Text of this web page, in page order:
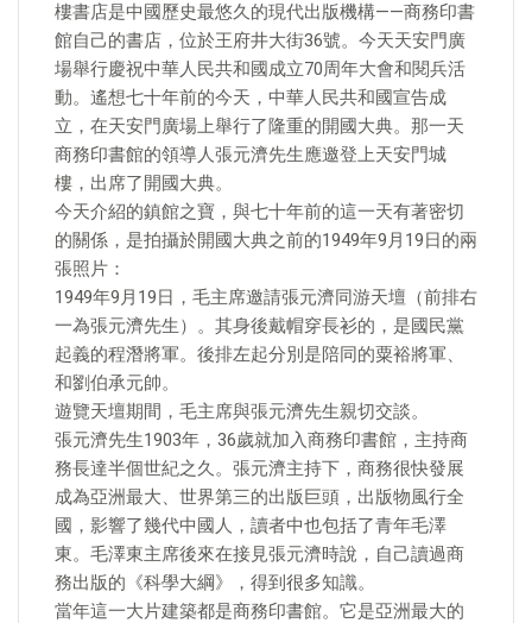
樓書店是中國歷史最悠久的現代出版機構——商務印書
館自己的書店，位於王府井大街36號。今天天安門廣
場舉行慶祝中華人民共和國成立70周年大會和閱兵活
動。遙想七十年前的今天，中華人民共和國宣告成
立，在天安門廣場上舉行了隆重的開國大典。那一天
商務印書館的領導人張元濟先生應邀登上天安門城
樓，出席了開國大典。
今天介紹的鎮館之寶，與七十年前的這一天有著密切
的關係，是拍攝於開國大典之前的1949年9月19日的兩
張照片：
1949年9月19日，毛主席邀請張元濟同游天壇（前排右
一為張元濟先生）。其身後戴帽穿長衫的，是國民黨
起義的程潛將軍。後排左起分別是陪同的粟裕將軍、
和劉伯承元帥。
遊覽天壇期間，毛主席與張元濟先生親切交談。
張元濟先生1903年，36歲就加入商務印書館，主持商
務長達半個世紀之久。張元濟主持下，商務很快發展
成為亞洲最大、世界第三的出版巨頭，出版物風行全
國，影響了幾代中國人，讀者中也包括了青年毛澤
東。毛澤東主席後來在接見張元濟時說，自己讀過商
務出版的《科學大綱》，得到很多知識。
當年這一大片建築都是商務印書館。它是亞洲最大的